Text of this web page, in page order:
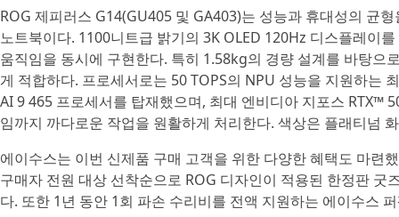
ROG 제피러스 G14(GU405 및 GA403)는 성능과 휴대성의 균
노트북이다. 1100니트급 밝기의 3K OLED 120Hz 디스플레이
움직임을 동시에 구현한다. 특히 1.58kg의 경량 설계를 바탕으
게 적합하다. 프로세서로는 50 TOPS의 NPU 성능을 지원하는
AI 9 465 프로세서를 탑재했으며, 최대 엔비디아 지포스 RTX™
임까지 까다로운 작업을 원활하게 처리한다. 색상은 플래티넘
에이수스는 이번 신제품 구매 고객을 위한 다양한 혜택도 마련
구매자 전원 대상 선착순으로 ROG 디자인이 적용된 한정판 굿
다. 또한 1년 동안 1회 파손 수리비를 전액 지원하는 에이수스